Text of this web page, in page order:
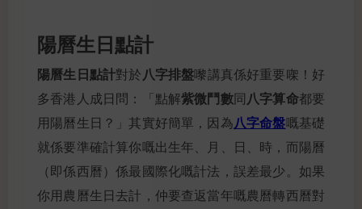
陽曆生日點計
陽曆生日點計對於八字排盤嚟講真係好重要㗎！好
多香港人成日問：「點解紫微鬥數同八字算命都要
用陽曆生日？」其實好簡單，因為八字命盤嘅基礎
就係要準確計算你嘅出生年、月、日、時，而陽曆
（即係西曆）係最國際化嘅計法，誤差最少。如果
你用農曆生日去計，仲要查返當年嘅農曆轉西曆對